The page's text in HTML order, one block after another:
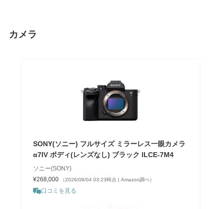
カメラ
SONY(ソニー) フルサイズ ミラーレス一眼カメラ
α7IV ボディ(レンズなし) ブラック ILCE-7M4
ソニー(SONY)
¥268,000
（2026/08/04 03:23時点 | Amazon調べ）
口コミを見る